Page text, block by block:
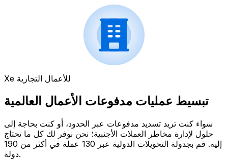
Xe للأعمال التجارية
تبسيط عمليات مدفوعات الأعمال العالمية
سواء كنت تريد تسديد مدفوعات عبر الحدود، أو كنت بحاجة إلى
حلول لإدارة مخاطر العملات الأجنبية؛ نحن نوفر لك كل ما تحتاج
إليه. قم بجدولة التحويلات الدولية عبر 130 عملة في أكثر من 190
دولة.